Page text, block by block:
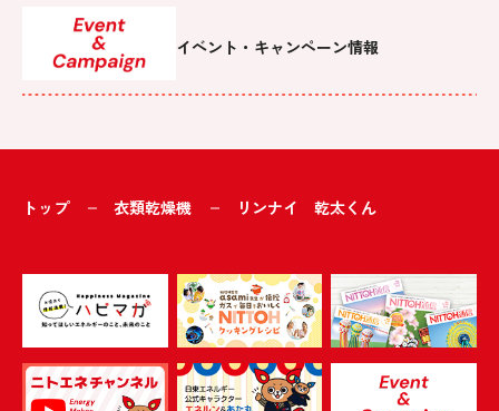
イベント・キャンペーン情報
トップ 衣類乾燥機 リンナイ 乾太くん